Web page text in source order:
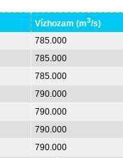
Vízhozam (m3/s)
785.000
785.000
785.000
790.000
790.000
790.000
790.000